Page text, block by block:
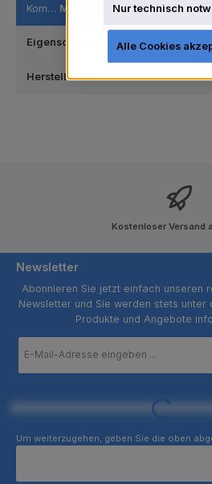
Kom… Mehr
Eigenschaften
Hersteller
Kostenloser Versand
Newsletter
Abonnieren Sie jetzt einfach unseren
Newsletter und Sie werden stets unter
Produkte und Angebote
Mail-
Loading...
Um weiterzugehen, geben Sie die oben
Nur technisch
Alle Cookies